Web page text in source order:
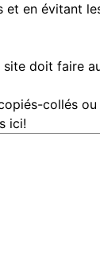
et en évitant
doit faire
collés ou
ici!